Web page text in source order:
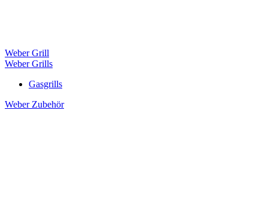
Weber Grill
Weber Grills
Gasgrills
Weber Zubehör